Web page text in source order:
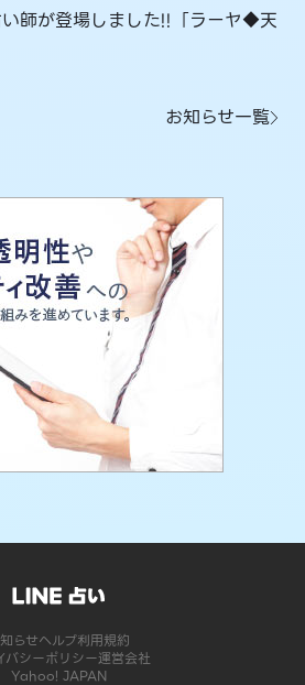
師が登場しました!!「ラーヤ◆天
お知らせ一覧
らせヘルプ利用規約
バシーポリシー運営会社
Yahoo! JAPAN